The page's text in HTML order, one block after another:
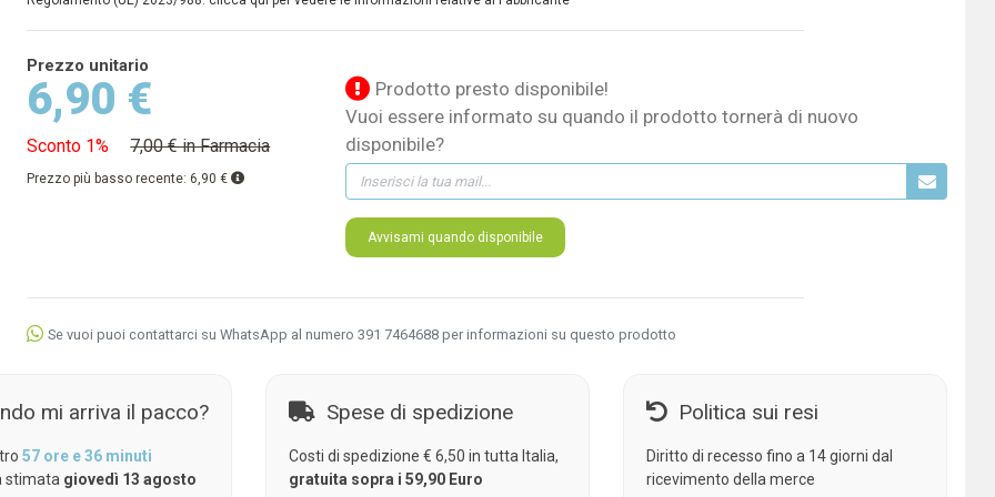
Prezzo unitario
6,90 €
Sconto 1% 7,00 € in Farmacia
Prezzo più basso recente: 6,90 €
Prodotto presto disponibile!
Vuoi essere informato su quando il prodotto tornerà di nuovo
disponibile?
Avvisami quando disponibile
Se vuoi puoi contattarci su WhatsApp al numero 391 7464688 per informazioni su questo prodotto
mi arriva il pacco?
57 ore e 36 minuti
stimata giovedì 13 agosto
Spese di spedizione
Costi di spedizione € 6,50 in tutta Italia,
gratuita sopra i 59,90 Euro
Politica sui resi
Diritto di recesso fino a 14 giorni dal
ricevimento della merce